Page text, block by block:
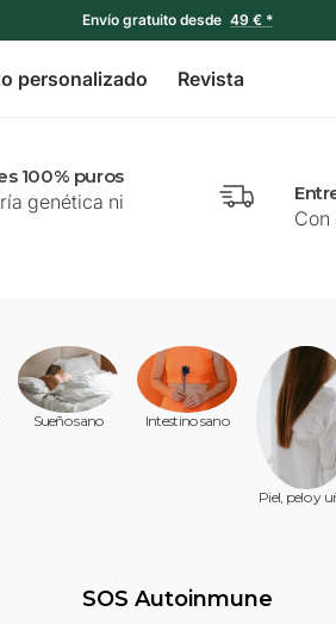
Envío gratuito desde 49 € *
personalizado Revista
100% puros
genética ni
Con
Sueño sano Intestino sano
Piel, pelo y
SOS Autoinmune